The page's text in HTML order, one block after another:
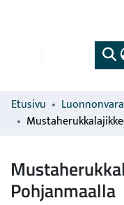
Etusivu
Pohjanmaalla